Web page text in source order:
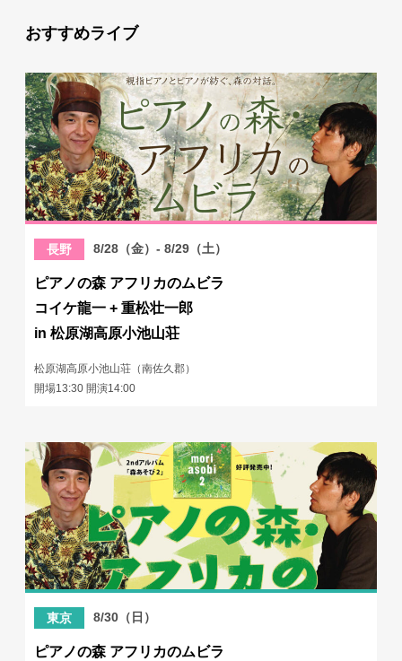
おすすめライブ
長野 8/28（金）- 8/29（土）
ピアノの森 アフリカのムビラ
コイケ龍一 + 重松壮一郎
in 松原湖高原小池山荘
松原湖高原小池山荘（南佐久郡）
開場13:30 開演14:00
東京 8/30（日）
ピアノの森 アフリカのムビラ